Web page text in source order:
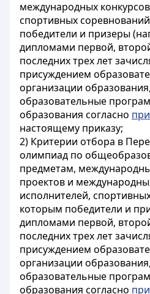
международных
спортивных
победители и призеры
дипломами первой,
последних трех лет
присуждением
организации
образовательные
образования согласно
настоящему приказу;
2) Критерии отбора в
олимпиад по
предметам,
проектов и
исполнителей,
которым победители и
дипломами первой,
последних трех лет
присуждением
организации
образовательные
образования согласно